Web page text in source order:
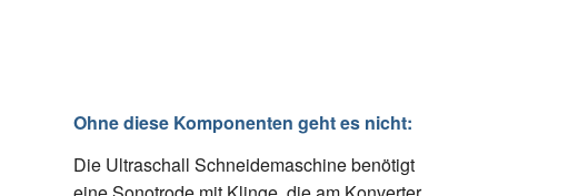
Ohne diese Komponenten geht es nicht:
Die Ultraschall Schneidemaschine benötigt